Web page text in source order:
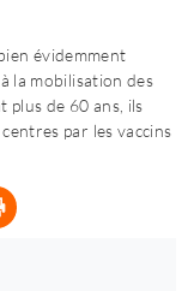
évidemment
la mobilisation des
plus de 60 ans, ils
par les vaccins